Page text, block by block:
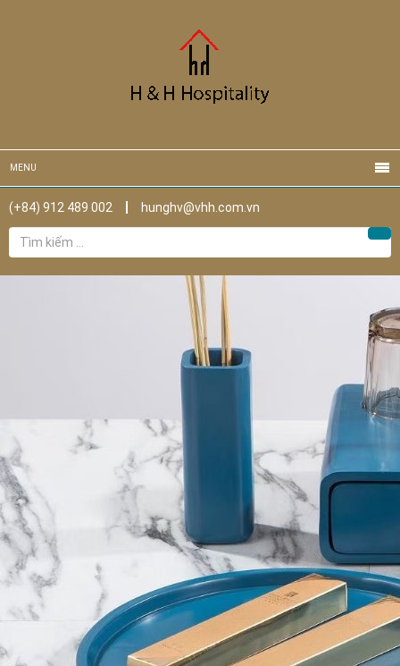
MENU
(+84) 912 489 002
hunghv@vhh.com.vn
Tìm
kiếm
cho: